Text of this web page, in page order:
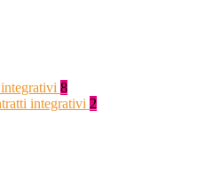
8
integrativi 2